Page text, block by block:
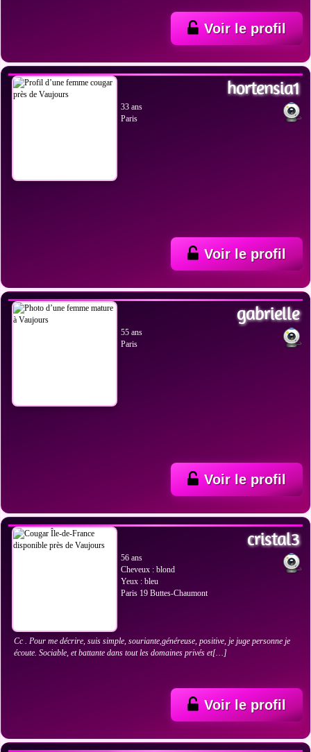
Voir le profil
hortensia1
33 ans
Paris
Voir le profil
gabrielle
55 ans
Paris
Voir le profil
cristal3
56 ans
Cheveux : blond
Yeux : bleu
Paris 19 Buttes-Chaumont
Cc . Pour me décrire, suis simple, souriante,généreuse, positive, je juge personne je
écoute. Sociable, et battante dans tout les domaines privés et[…]
Voir le profil
VOIR LES PHOTOS